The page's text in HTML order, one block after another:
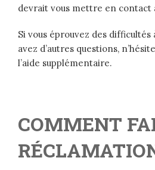
devrait vous mettre en contact
Si vous éprouvez des difficultés
avez d’autres questions,
l’aide supplémentaire.
COMMENT